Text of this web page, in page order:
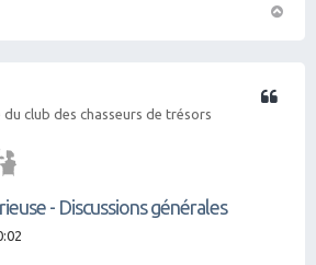
club des chasseurs de trésors
- Discussions générales
Citation